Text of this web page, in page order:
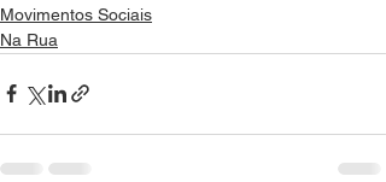
Movimentos Sociais
Na Rua